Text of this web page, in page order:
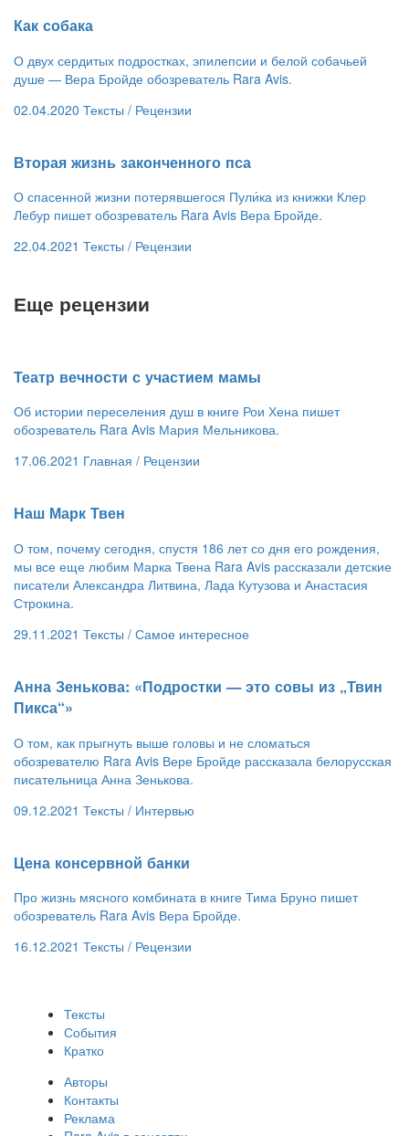
​Как собака
О двух сердитых подростках, эпилепсии и белой собачьей
душе — Вера Бройде обозреватель Rara Avis.
02.04.2020 Тексты / Рецензии
​Вторая жизнь законченного пса
О спасенной жизни потерявшегося Пули́ка из книжки Клер
Лебур пишет обозреватель Rara Avis Вера Бройде.
22.04.2021 Тексты / Рецензии
Еще рецензии
​Театр вечности с участием мамы
Об истории переселения душ в книге Рои Хена пишет
обозреватель Rara Avis Мария Мельникова.
17.06.2021 Главная / Рецензии
​Наш Марк Твен
О том, почему сегодня, спустя 186 лет со дня его рождения,
мы все еще любим Марка Твена Rara Avis рассказали детские
писатели Александра Литвина, Лада Кутузова и Анастасия
Строкина.
29.11.2021 Тексты / Самое интересное
​Анна Зенькова: «Подростки — это совы из „Твин
Пикса“»
О том, как прыгнуть выше головы и не сломаться
обозревателю Rara Avis Вере Бройде рассказала белорусская
писательница Анна Зенькова.
09.12.2021 Тексты / Интервью
Цена консервной банки
Про жизнь мясного комбината в книге Тима Бруно пишет
обозреватель Rara Avis Вера Бройде.
16.12.2021 Тексты / Рецензии
Тексты
События
Кратко
Авторы
Контакты
Реклама